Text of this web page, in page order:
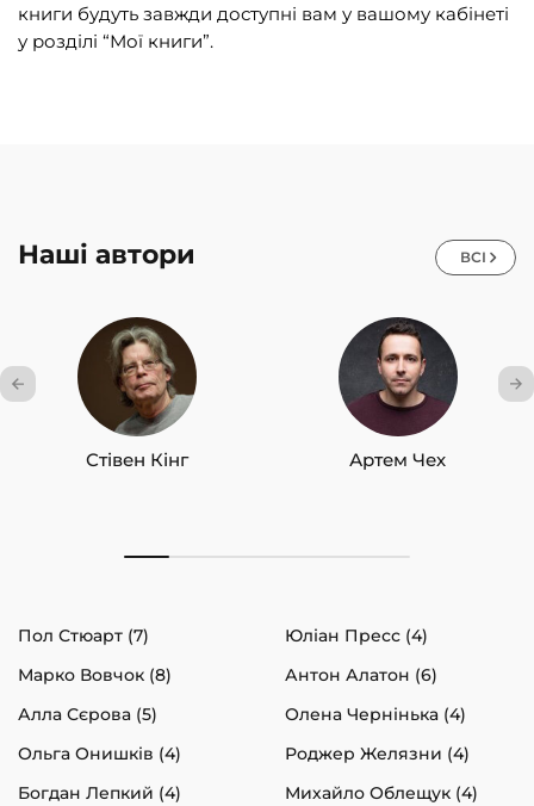
книги будуть завжди доступні вам у вашому кабінеті
у розділі “Мої книги”.
Наші автори ВСІ
Стівен Кінг Артем Чех
Пол Стюарт (7)
Юліан Пресс (4)
Марко Вовчок (8)
Антон Алатон (6)
Алла Сєрова (5)
Олена Чернінька (4)
Ольга Онишків (4)
Роджер Желязни (4)
Богдан Лепкий (4)
Михайло Облещук (4)